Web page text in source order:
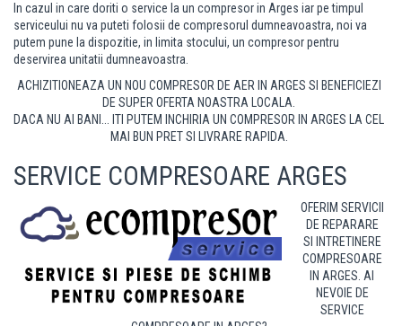
In cazul in care doriti o service la un compresor in Arges iar pe timpul
serviceului nu va puteti folosii de compresorul dumneavoastra, noi va
putem pune la dispozitie, in limita stocului, un compresor pentru
deservirea unitatii dumneavoastra.
ACHIZITIONEAZA UN NOU COMPRESOR DE AER IN ARGES SI BENEFICIEZI
DE SUPER OFERTA NOASTRA LOCALA.
DACA NU AI BANI... ITI PUTEM INCHIRIA UN COMPRESOR IN ARGES LA CEL
MAI BUN PRET SI LIVRARE RAPIDA.
SERVICE COMPRESOARE ARGES
OFERIM SERVICII
DE REPARARE
SI INTRETINERE
COMPRESOARE
IN ARGES. AI
NEVOIE DE
SERVICE